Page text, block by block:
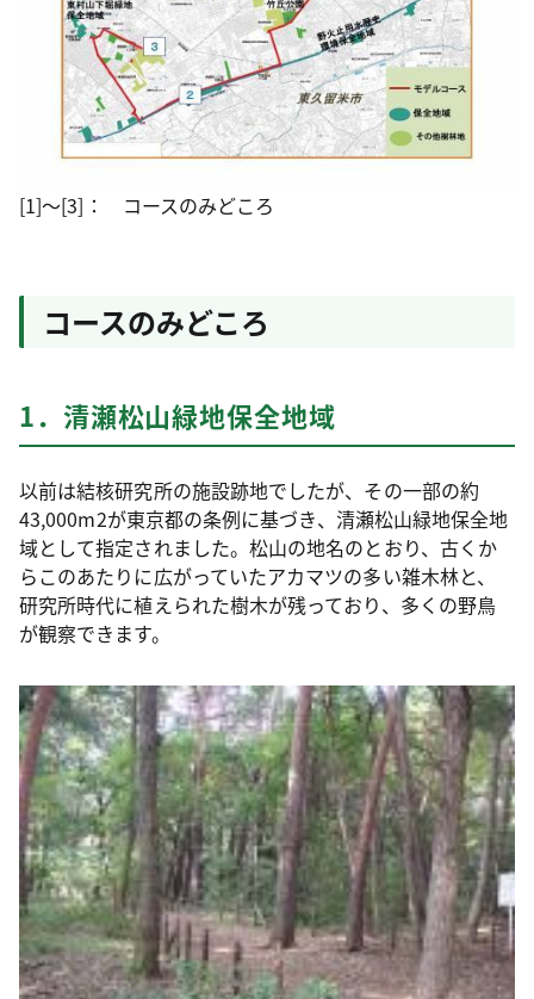
[1]～[3]： コースのみどころ
コースのみどころ
1．清瀬松山緑地保全地域
以前は結核研究所の施設跡地でしたが、その一部の約
43,000m2が東京都の条例に基づき、清瀬松山緑地保全地
域として指定されました。松山の地名のとおり、古くか
らこのあたりに広がっていたアカマツの多い雑木林と、
研究所時代に植えられた樹木が残っており、多くの野鳥
が観察できます。